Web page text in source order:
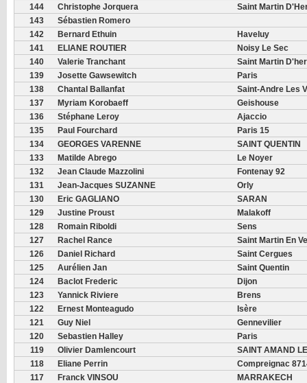
144
Christophe Jorquera
Saint Martin
143
Sébastien Romero
142
Bernard Ethuin
Haveluy
141
ELIANE ROUTIER
Noisy Le Sec
140
Valerie Tranchant
Saint Martin
139
Josette Gawsewitch
Paris
138
Chantal Ballanfat
Saint-Andre Les
137
Myriam Korobaeff
Geishouse
136
Stéphane Leroy
Ajaccio
135
Paul Fourchard
Paris 15
134
GEORGES VARENNE
SAINT QUENTIN
133
Matilde Abrego
Le Noyer
132
Jean Claude Mazzolini
Fontenay 92
131
Jean-Jacques SUZANNE
Orly
130
Eric GAGLIANO
SARAN
129
Justine Proust
Malakoff
128
Romain Riboldi
Sens
127
Rachel Rance
Saint Martin En
126
Daniel Richard
Saint Cergues
125
Aurélien Jan
Saint Quentin
124
Baclot Frederic
Dijon
123
Yannick Riviere
Brens
122
Ernest Monteagudo
Isère
121
Guy Niel
Gennevilier
120
Sebastien Halley
Paris
119
Olivier Damlencourt
SAINT AMAND
118
Eliane Perrin
Compreignac
117
Franck VINSOU
MARRAKECH